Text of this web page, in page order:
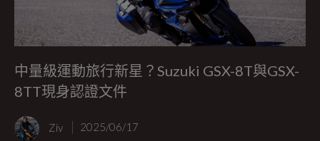
中量級運動旅行新星？Suzuki GSX-8T與GSX-
8TT現身認證文件
Ziv 2025/06/17